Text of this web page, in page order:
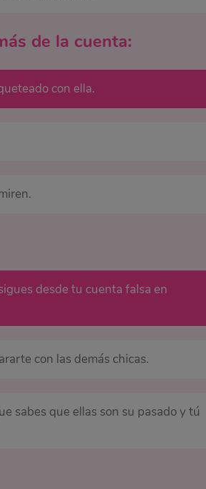
de la cuenta:
con ella.
desde tu cuenta falsa en
con las demás chicas.
sabes que ellas son su pasado y tú